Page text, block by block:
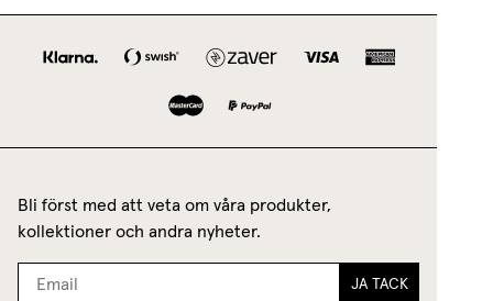
Bli först med att veta om våra produkter,
kollektioner och andra nyheter.
JA TACK